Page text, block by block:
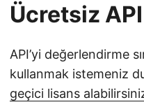
Ücretsiz API
API’yi değerlendirme
kullanmak istemeniz
geçici lisans